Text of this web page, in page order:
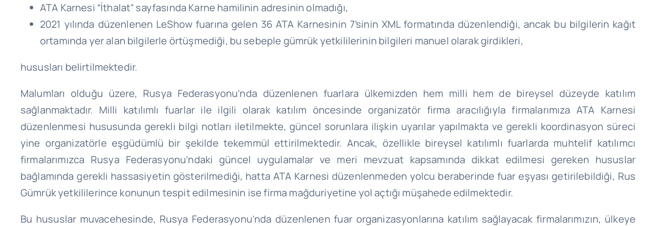
ATA Karnesi “İthalat” sayfasında Karne hamilinin adresinin olmadığı,
2021 yılında düzenlenen LeShow fuarına gelen 36 ATA Karnesinin 7’sinin XML formatında düzenlendiği, ancak bu bilgilerin kağıt
ortamında yer alan bilgilerle örtüşmediği, bu sebeple gümrük yetkililerinin bilgileri manuel olarak girdikleri,
hususları belirtilmektedir.
Malumları olduğu üzere, Rusya Federasyonu’nda düzenlenen fuarlara ülkemizden hem milli hem de bireysel düzeyde katılım
sağlanmaktadır. Milli katılımlı fuarlar ile ilgili olarak katılım öncesinde organizatör firma aracılığıyla firmalarımıza ATA Karnesi
düzenlenmesi hususunda gerekli bilgi notları iletilmekte, güncel sorunlara ilişkin uyarılar yapılmakta ve gerekli koordinasyon süreci
yine organizatörle eşgüdümlü bir şekilde tekemmül ettirilmektedir. Ancak, özellikle bireysel katılımlı fuarlarda muhtelif katılımcı
firmalarımızca Rusya Federasyonu’ndaki güncel uygulamalar ve meri mevzuat kapsamında dikkat edilmesi gereken hususlar
bağlamında gerekli hassasiyetin gösterilmediği, hatta ATA Karnesi düzenlenmeden yolcu beraberinde fuar eşyası getirilebildiği, Rus
Gümrük yetkililerince konunun tespit edilmesinin ise firma mağduriyetine yol açtığı müşahede edilmektedir.
Bu hususlar muvacehesinde, Rusya Federasyonu’nda düzenlenen fuar organizasyonlarına katılım sağlayacak firmalarımızın, ülkeye